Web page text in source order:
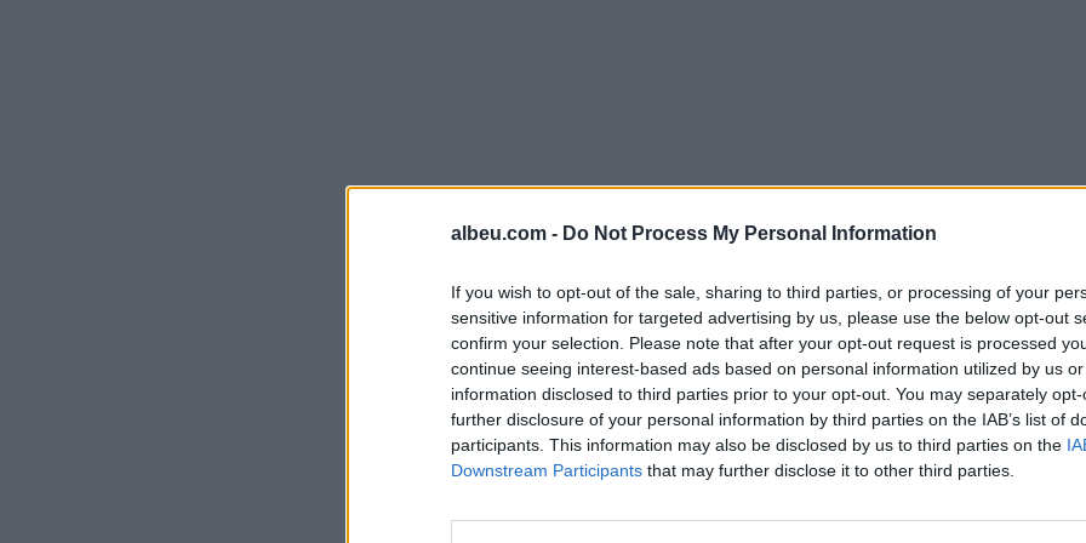
albeu.com - Do Not Process My Personal Information
If you wish to opt-out of the sale, sharing to third parties, or processing of your
sensitive information for targeted advertising by us, please use the below opt-out
confirm your selection. Please note that after your opt-out request is processed
continue seeing interest-based ads based on personal information utilized by us
information disclosed to third parties prior to your opt-out. You may separately
further disclosure of your personal information by third parties on the IAB’s list of
participants. This information may also be disclosed by us to third parties on the
Downstream Participants that may further disclose it to other third parties.